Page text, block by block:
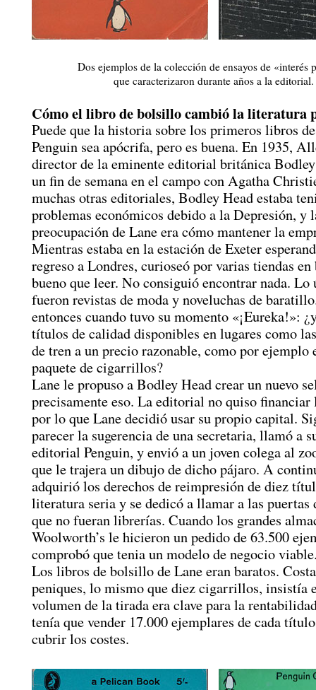
Dos ejemplos de la colección de ensayos de «interés
que caracterizaron durante años a la editorial.
Cómo el libro de bolsillo cambió la literatura
Puede que la historia sobre los primeros libros
Penguin sea apócrifa, pero es buena. En 1935,
director de la eminente editorial británica
un fin de semana en el campo con Agatha
muchas otras editoriales, Bodley Head estaba
problemas económicos debido a la Depresión, y
preocupación de Lane era cómo mantener la
Mientras estaba en la estación de Exeter
regreso a Londres, curioseó por varias tiendas en
bueno que leer. No consiguió encontrar nada.
fueron revistas de moda y noveluchas de
entonces cuando tuvo su momento «¡Eureka!»:
títulos de calidad disponibles en lugares como
de tren a un precio razonable, como por ejemplo
paquete de cigarrillos?
Lane le propuso a Bodley Head crear un nuevo
precisamente eso. La editorial no quiso financiar
por lo que Lane decidió usar su propio capital.
parecer la sugerencia de una secretaria, llamó a
editorial Penguin, y envió a un joven colega al
que le trajera un dibujo de dicho pájaro. A
adquirió los derechos de reimpresión de diez
literatura seria y se dedicó a llamar a las puertas
que no fueran librerías. Cuando los grandes
Woolworth’s le hicieron un pedido de 63.500
comprobó que tenia un modelo de negocio
Los libros de bolsillo de Lane eran baratos.
peniques, lo mismo que diez cigarrillos, insistía
volumen de la tirada era clave para la
tenía que vender 17.000 ejemplares de cada
cubrir los costes.